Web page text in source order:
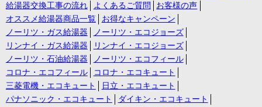
給湯器交換工事の流れ
よくあるご質問
お客様の声
オススメ給湯器商品一覧
お得なキャンペーン
ノーリツ・ガス給湯器
ノーリツ・エコジョーズ
リンナイ・ガス給湯器
リンナイ・エコジョーズ
ノーリツ・石油給湯器
ノーリツ・エコフィール
コロナ・エコフィール
コロナ・エコキュート
三菱電機・エコキュート
日立・エコキュート
パナソニック・エコキュート
ダイキン・エコキュート